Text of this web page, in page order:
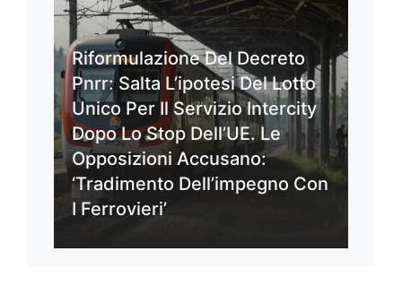
Riformulazione Del Decreto
Pnrr: Salta L’ipotesi Del Lotto
Unico Per Il Servizio Intercity
Dopo Lo Stop Dell’UE. Le
Opposizioni Accusano:
‘Tradimento Dell’impegno Con
I Ferrovieri’